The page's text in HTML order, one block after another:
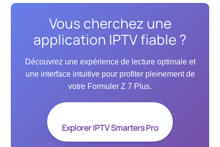
Vous cherchez une
application IPTV fiable ?
Découvrez une expérience de lecture optimale et
une interface intuitive pour profiter pleinement de
votre Formuler Z 7 Plus.
Explorer IPTV Smarters Pro